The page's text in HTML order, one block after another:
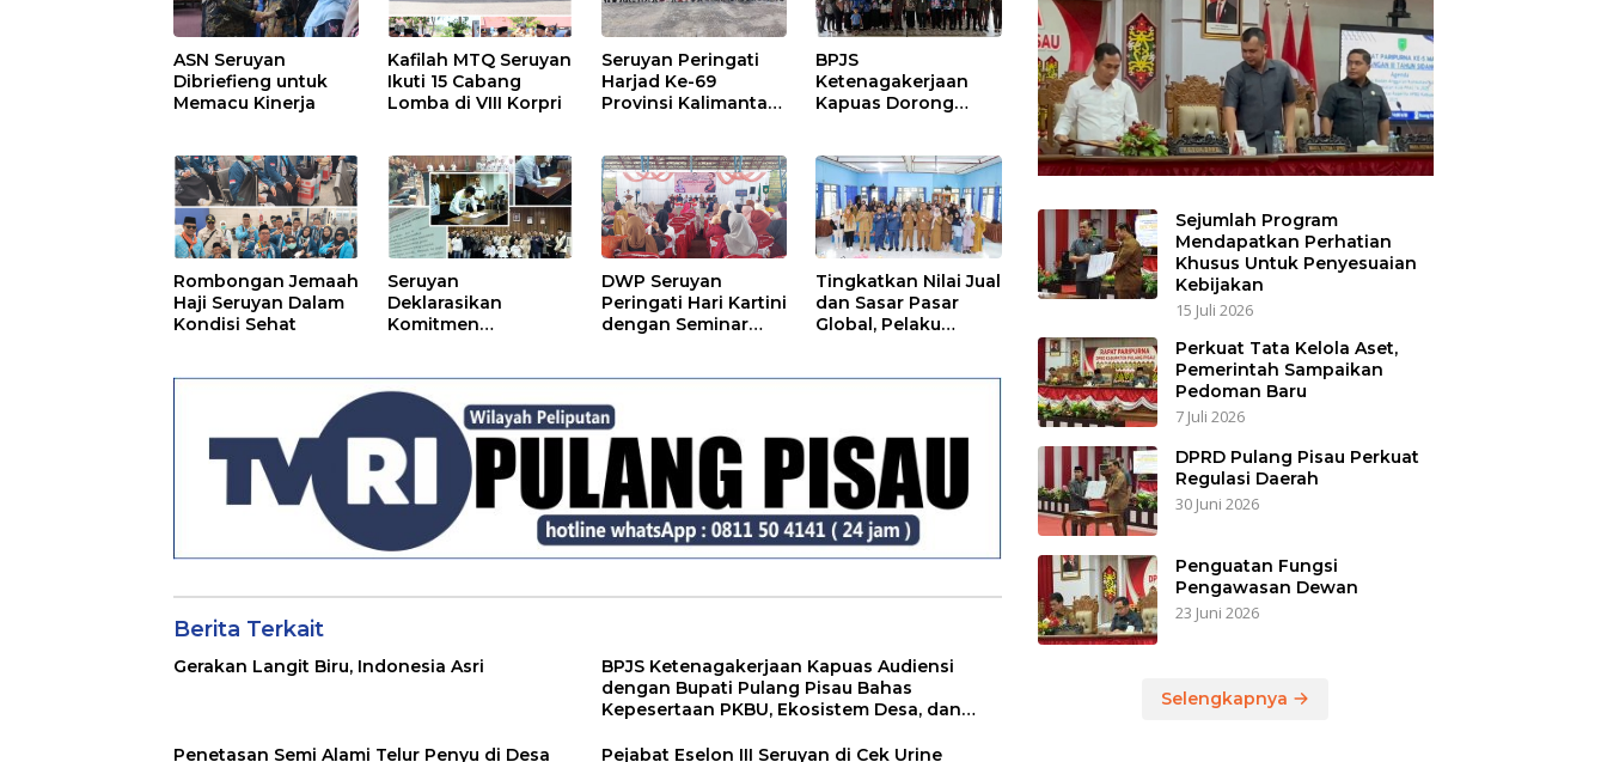
ASN Seruyan
Dibriefieng untuk
Memacu Kinerja
Kafilah MTQ Seruyan
Ikuti 15 Cabang
Lomba di VIII Korpri
Seruyan Peringati
Harjad Ke-69
Provinsi Kalimantan
BPJS
Ketenagakerjaan
Kapuas Dorong
Jaminan Sosial bagi
Perangkat Desa
Rombongan Jemaah
Haji Seruyan Dalam
Kondisi Sehat
Seruyan
Deklarasikan
Komitmen
Ancaman El Nino
DWP Seruyan
Peringati Hari Kartini
dengan Seminar
Tingkatkan Nilai Jual
dan Sasar Pasar
Global, Pelaku
Berita Terkait
Gerakan Langit Biru, Indonesia Asri
BPJS Ketenagakerjaan Kapuas Audiensi
dengan Bupati Pulang Pisau Bahas
Kepesertaan PKBU, Ekosistem Desa, dan
Penetasan Semi Alami Telur Penyu di Desa
Pejabat Eselon III Seruyan di Cek Urine
Sejumlah Program
Mendapatkan Perhatian
Khusus Untuk Penyesuaian
Kebijakan
15 Juli 2026
Perkuat Tata Kelola Aset,
Pemerintah Sampaikan
Pedoman Baru
7 Juli 2026
DPRD Pulang Pisau Perkuat
Regulasi Daerah
30 Juni 2026
Penguatan Fungsi
Pengawasan Dewan
23 Juni 2026
Selengkapnya